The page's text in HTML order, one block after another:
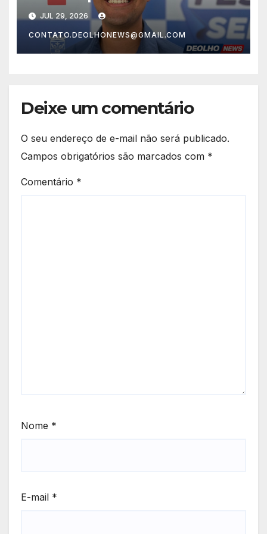
Prefeitura e Tenda que
amplia benefícios para
servidores de Lauro de
Freitas
JUL 29, 2026
CONTATO.DEOLHONEWS@GMAIL.COM
Deixe um comentário
O seu endereço de e-mail não será publicado.
Campos obrigatórios são marcados com *
Comentário *
Nome *
E-mail *